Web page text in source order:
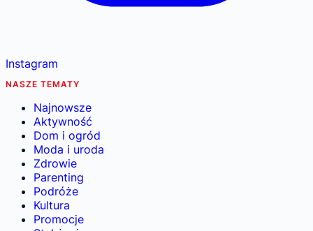
Instagram
NASZE TEMATY
Najnowsze
Aktywność
Dom i ogród
Moda i uroda
Zdrowie
Parenting
Podróże
Kultura
Promocje